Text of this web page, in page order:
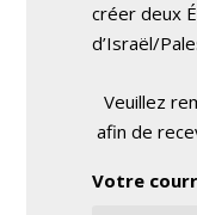
créer deux
d’Israël/
Veuillez
afin de
Votre